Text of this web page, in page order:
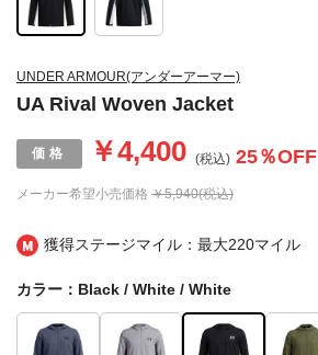
獲得ステージマイル：最大220マイル
UNDER ARMOUR(アンダーアーマー)
UA Rival Woven Jacket
メーカー希望小売価格 ￥5,940(税込)
￥4,400 (税込) 25％OFF
カラー：Black / White / White